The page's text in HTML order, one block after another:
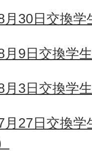
月30日交換
月9日交換学
月3日交換学
月27日交換